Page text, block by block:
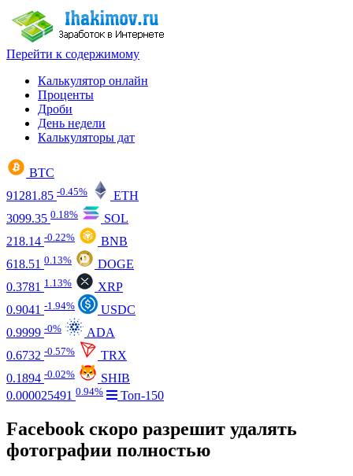
Перейти к содержимому
Калькулятор онлайн
Проценты
Дроби
День недели
Калькуляторы дат
BTC
91281.85 -0.45%
ETH
3099.35 0.18%
SOL
218.14 -0.22%
BNB
618.51 0.13%
DOGE
0.3781 1.13%
XRP
0.9041 -1.94%
USDC
0.9999 -0%
ADA
0.6732 -0.57%
TRX
0.1894 -0.02%
SHIB
0.000025491 0.94% Топ-150
Facebook скоро разрешит удалять
фотографии полностью